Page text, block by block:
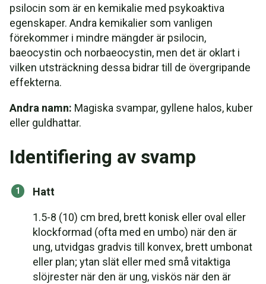
psilocin som är en kemikalie med psykoaktiva
egenskaper. Andra kemikalier som vanligen
förekommer i mindre mängder är psilocin,
baeocystin och norbaeocystin, men det är oklart i
vilken utsträckning dessa bidrar till de övergripande
effekterna.
Andra namn: Magiska svampar, gyllene halos, kuber
eller guldhattar.
Identifiering av svamp
Hatt
1.5-8 (10) cm bred, brett konisk eller oval eller
klockformad (ofta med en umbo) när den är
ung, utvidgas gradvis till konvex, brett umbonat
eller plan; ytan slät eller med små vitaktiga
slöjrester när den är ung, viskös när den är